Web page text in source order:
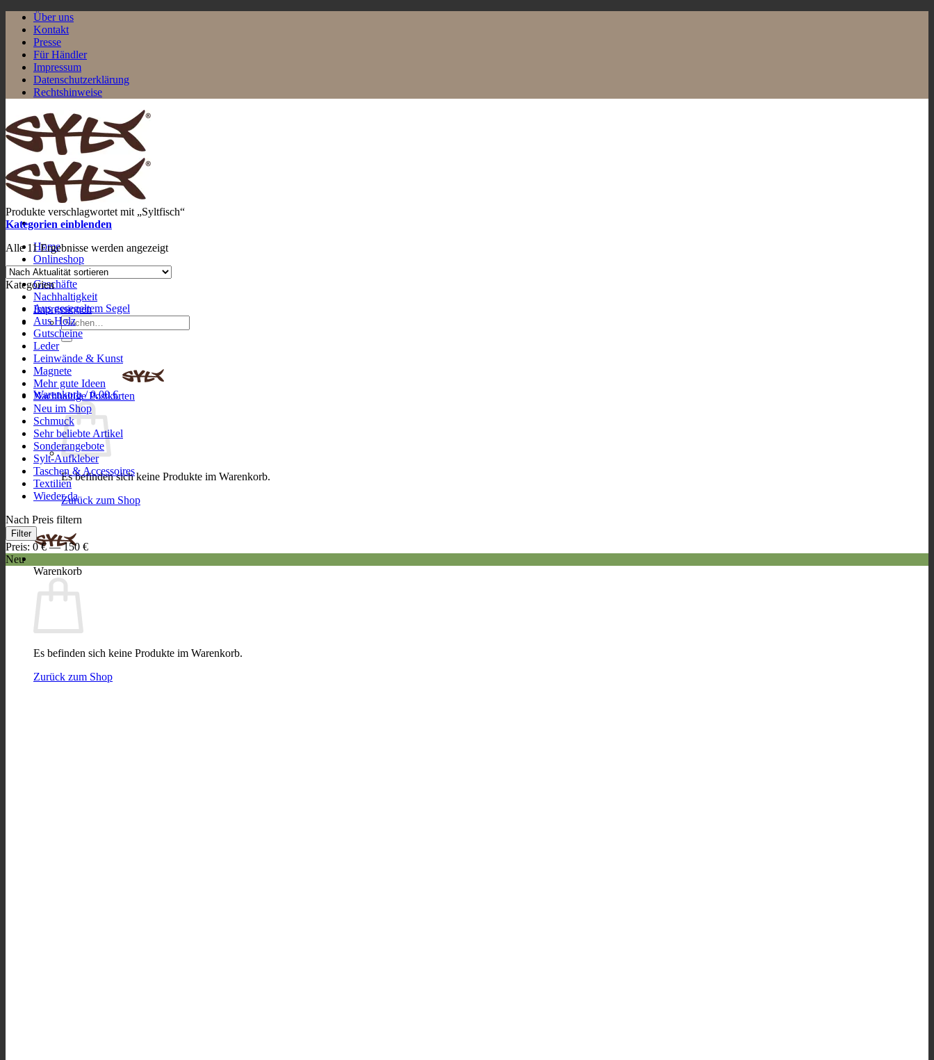
Zum
Inhalt
springen
Über uns
Kontakt
Presse
Für Händler
Impressum
Datenschutzerklärung
Rechtshinweise
Home
Onlineshop
Mein Konto
Geschäfte
Nachhaltigkeit
Impressionen
Suchen
nach:
Warenkorb /0,00€
Es befinden sich keine Produkte im Warenkorb.
Zurück zum Shop
Warenkorb
Es befinden sich keine Produkte im Warenkorb.
Zurück zum Shop
Produkte verschlagwortet mit „Syltfisch“
Kategorien einblenden
Alle 11 Ergebnisse werden angezeigtNach
sortiert
Kategorien
Aus gesegeltem Segel
Aus Holz
Gutscheine
Leder
Leinwände & Kunst
Magnete
Mehr gute Ideen
Nachhaltige Postkarten
Neu im Shop
Schmuck
Sehr beliebte Artikel
Sonderangebote
Sylt-Aufkleber
Taschen & Accessoires
Textilien
Wieder da
Nach Preis filtern
Min.
Preis
Max.
Preis
Filter
Preis: 0 € —150 €
Neu